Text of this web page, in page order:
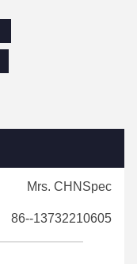
Mrs. CHNSpec
86--13732210605